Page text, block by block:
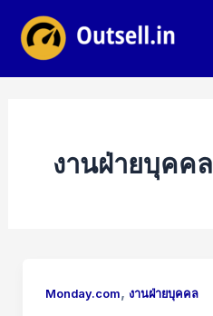
content
งานฝ่ายบุคคล
Monday.com, งานฝ่ายบุคคล